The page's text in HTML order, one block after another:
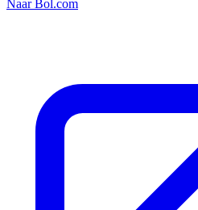
Naar Bol.com